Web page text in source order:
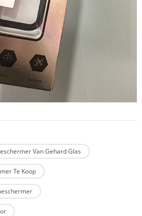
Van Gehard Glas
Te Koop